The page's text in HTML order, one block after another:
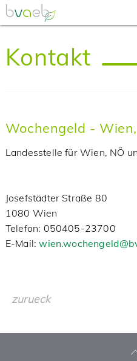
Zum
Seiteninhalt
springen
Zur
Navigation
springen
Zur
Mobilen
Navigation
Kontakt
Wochengeld -
Landesstelle für Wien, NÖ
Josefstädter Straße 80
1080 Wien
‌Telefon: 050405-23700
‌E-Mail:
zurueck